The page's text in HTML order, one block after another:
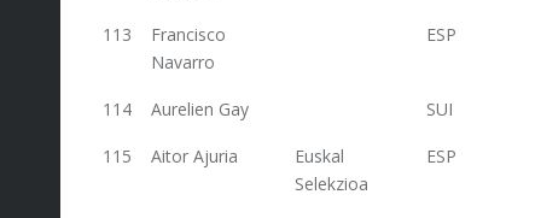
113
Francisco
Navarro
ESP
114 Aurelien Gay SUI
115 Aitor Ajuria
Euskal
Selekzioa
ESP